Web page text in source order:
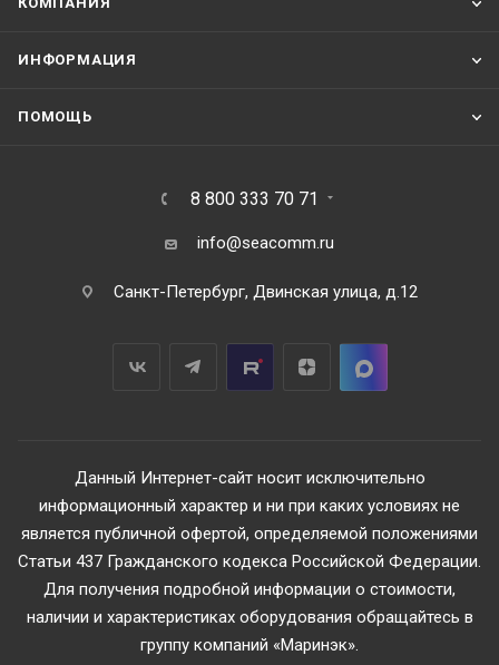
ИНФОРМАЦИЯ
ПОМОЩЬ
8 800 333 70 71
info@seacomm.ru
Санкт-Петербург, Двинская улица, д.12
Данный Интернет-сайт носит исключительно
информационный характер и ни при каких условиях не
является публичной офертой, определяемой положениями
Статьи 437 Гражданского кодекса Российской Федерации.
Для получения подробной информации о стоимости,
наличии и характеристиках оборудования обращайтесь в
группу компаний «Маринэк».